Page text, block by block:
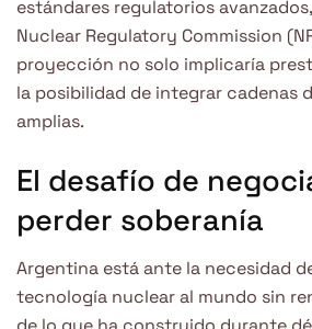
estándares regulatorios
Nuclear Regulatory Commission
proyección no solo implicaría
la posibilidad de integrar cadenas
amplias.
El desafío de
perder soberanía
Argentina está ante la necesidad
tecnología nuclear al mundo sin